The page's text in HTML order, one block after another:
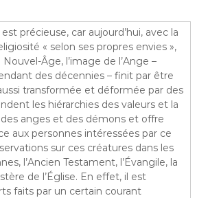
précieuse, car aujourd’hui, avec la
« selon ses propres envies »,
Âge, l’image de l’Ange –
des décennies – finit par être
transformée et déformée par des
les hiérarchies des valeurs et la
anges et des démons et offre
aux personnes intéressées par ce
sur ces créatures dans les
l’Ancien Testament, l’Évangile, la
de l’Église. En effet, il est
faits par un certain courant